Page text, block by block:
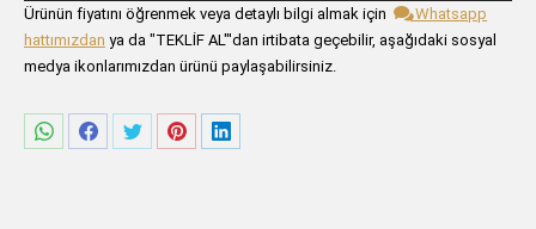
Lütfen aşağıdaki formu alanlarını doldurunuz.
Ürünün fiyatını öğrenmek veya detaylı bilgi almak için
Whatsapp
hattımızdan ya da "TEKLİF AL"'dan irtibata geçebilir, aşağıdaki sosyal
medya ikonlarımızdan ürünü paylaşabilirsiniz.
ShareShareShareShareShare